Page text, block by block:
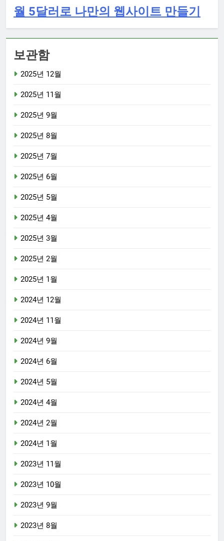
월 5달러로 나만의 웹사이트 만들기
보관함
2025년 12월
2025년 11월
2025년 9월
2025년 8월
2025년 7월
2025년 6월
2025년 5월
2025년 4월
2025년 3월
2025년 2월
2025년 1월
2024년 12월
2024년 11월
2024년 9월
2024년 6월
2024년 5월
2024년 4월
2024년 2월
2024년 1월
2023년 11월
2023년 10월
2023년 9월
2023년 8월